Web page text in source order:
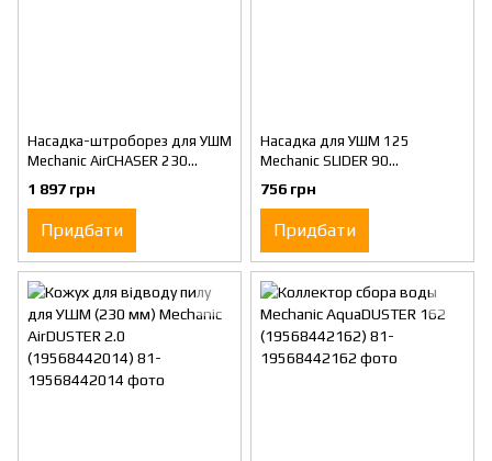
Насадка-штроборез для УШМ
Mechanic AirCHASER 230
(19568442015 )
1 897 грн
Придбати
Насадка для УШМ 125
Mechanic SLIDER 90
(19568442010)
756 грн
Придбати